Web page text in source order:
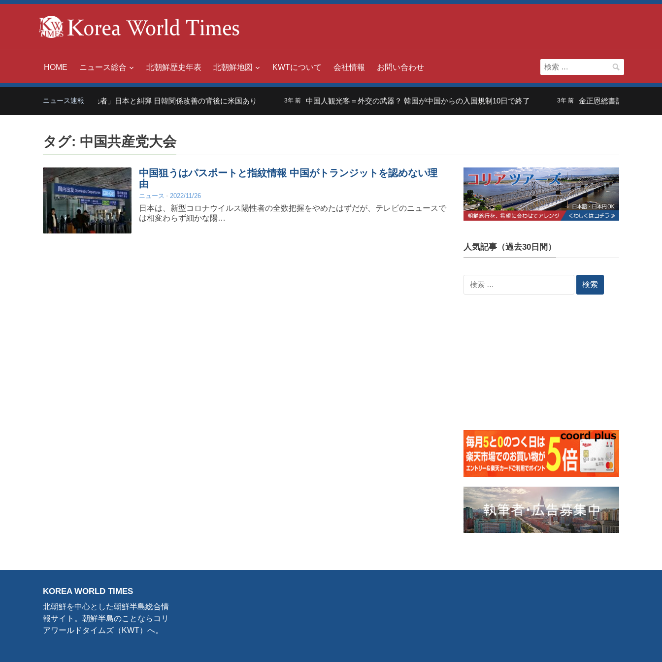
HOME ニュース総合 北朝鮮歴史年表 北朝鮮地図 KWTについて 会社情報 お問い合わせ
検
索:
ニュース速報
中国「世界の嫌われ者」日本と糾弾 日韓関係改善の背後に米国あり 3年 前 中国人観光客＝外交の武器？ 韓国が中国からの入国規制10日で終了 3年 前 金正恩総書記の長男は「
タグ: 中国共産党大会
中国狙うはパスポートと指紋情報 中国がトランジットを認めない理
由
ニュース 2022/11/26
日本は、新型コロナウイルス陽性者の全数把握をやめたはずだが、テレビのニュースで
は相変わらず細かな陽…
人気記事（過去30日間）
検
KOREA WORLD TIMES
北朝鮮を中心とした朝鮮半島総合情
報サイト。朝鮮半島のことならコリ
アワールドタイムズ（KWT）へ。